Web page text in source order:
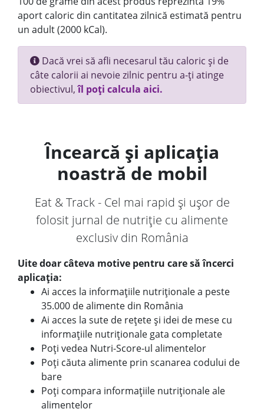
aport caloric din cantitatea zilnică estimată pentru
un adult (2000 kCal).
Dacă vrei să afli necesarul tău caloric și de
câte calorii ai nevoie zilnic pentru a-ți atinge
obiectivul,îl poți calcula aici.
Încearcă și aplicația
noastră de mobil
Eat & Track - Cel mai rapid și ușor de
folosit jurnal de nutriție cu alimente
exclusiv din România
Uite doar câteva motive pentru care să încerci
aplicația:
Ai acces la informațiile nutriționale a peste
35.000 de alimente din România
Ai acces la sute de rețete și idei de mese cu
informațiile nutriționale gata completate
Poți vedea Nutri-Score-ul alimentelor
Poți căuta alimente prin scanarea codului de
bare
Poți compara informațiile nutriționale ale
alimentelor